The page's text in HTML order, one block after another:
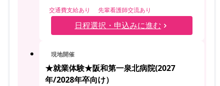
交通費支給あり 先輩看護師交流あり
日程選択・申込みに進む
現地開催
★就業体験★阪和第一泉北病院(2027
年/2028年卒向け）